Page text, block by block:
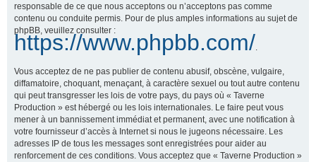
responsable de ce que nous acceptons ou n’acceptons pas comme
contenu ou conduite permis. Pour de plus amples informations au sujet de
phpBB, veuillez consulter :
https://www.phpbb.com/
Vous acceptez de ne pas publier de contenu abusif, obscène, vulgaire,
diffamatoire, choquant, menaçant, à caractère sexuel ou tout autre contenu
qui peut transgresser les lois de votre pays, du pays où « Taverne
Production » est hébergé ou les lois internationales. Le faire peut vous
mener à un bannissement immédiat et permanent, avec une notification à
votre fournisseur d’accès à Internet si nous le jugeons nécessaire. Les
adresses IP de tous les messages sont enregistrées pour aider au
renforcement de ces conditions. Vous acceptez que « Taverne Production »